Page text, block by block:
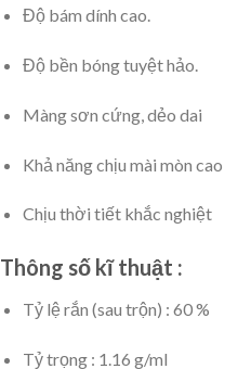
Độ bám dính cao.
Độ bền bóng tuyệt hảo.
Màng sơn cứng, dẻo dai
Khả năng chịu mài mòn cao
Chịu thời tiết khắc nghiệt
Thông số kĩ thuật :
Tỷ lệ rắn (sau trộn) : 60 %
Tỷ trọng : 1.16 g/ml